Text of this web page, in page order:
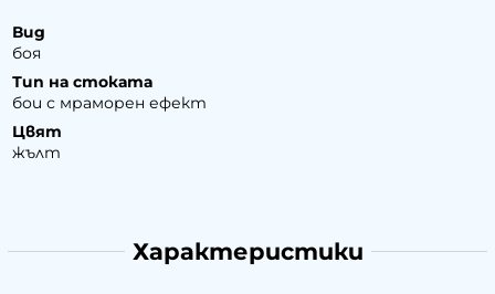
Вид
боя
Тип на стоката
бои с мраморен ефект
Цвят
жълт
Характеристики